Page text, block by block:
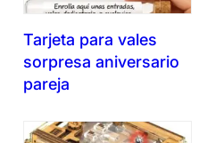
Tarjeta para vales
sorpresa aniversario
pareja